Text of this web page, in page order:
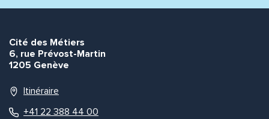
Cité des Métiers
6, rue Prévost-Martin
1205 Genève
Itinéraire
+41 22 388 44 00